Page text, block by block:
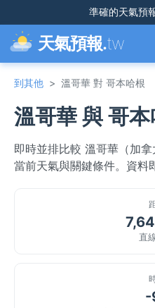
準確的天氣預
天氣預報.tw
到其他 > 溫哥華 對 哥本哈根
溫哥華 與 哥
即時並排比較 溫哥華（加
當前天氣與關鍵條件。資料
直
-